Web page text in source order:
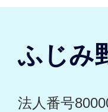
ふじみ
法人番号